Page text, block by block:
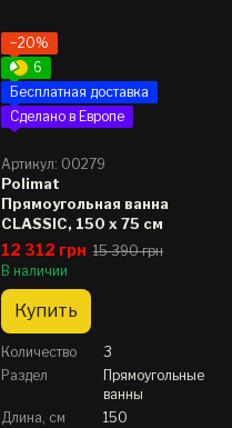
−20%
6
Бесплатная доставка
Сделано в Европе
Артикул: 00279
Polimat
Прямоугольная ванна
CLASSIC, 150 x 75 см
12 312 грн 15 390 грн
В наличии
Купить
Количество
3
Раздел
Прямоугольные
ванны
Длина, см
150